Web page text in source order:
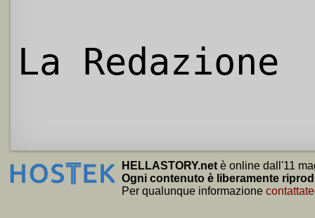
La Redazione
HELLASTORY.net è online dall'11
Ogni contenuto è liberamente
Per qualunque informazione